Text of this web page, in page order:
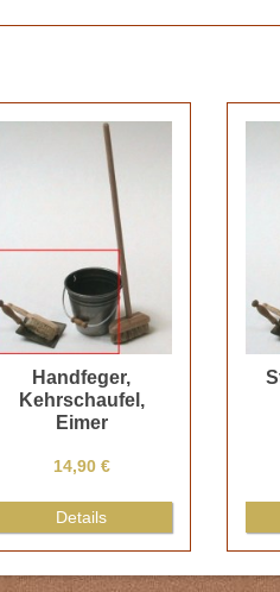
Handfeger,
Kehrschaufel,
Eimer
14,90 €
Details